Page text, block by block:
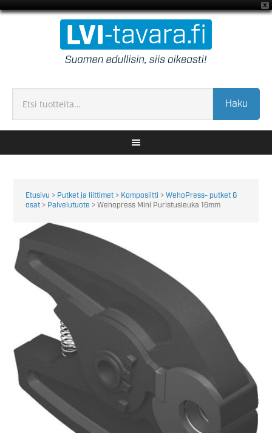
X
Haku
Etusivu > Putket ja liittimet > Komposiitti >WehoPress- putket &
osat > Palvelutuote > Wehopress Mini Puristusleuka 16mm